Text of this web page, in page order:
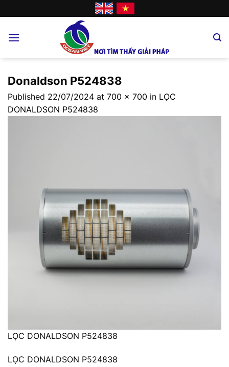
to
Donaldson P524838
Published 22/07/2024 at 700 × 700 in LỌC
DONALDSON P524838
LỌC DONALDSON P524838
LỌC DONALDSON P524838